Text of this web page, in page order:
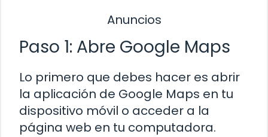
Anuncios
Paso 1: Abre Google Maps
Lo primero que debes hacer es abrir
la aplicación de Google Maps en tu
dispositivo móvil o acceder a la
página web en tu computadora.